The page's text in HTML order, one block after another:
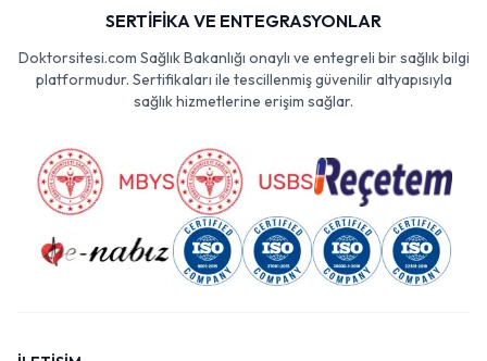
SERTİFİKA VE ENTEGRASYONLAR
Doktorsitesi.com Sağlık Bakanlığı onaylı ve entegreli bir sağlık bilgi
platformudur. Sertifikaları ile tescillenmiş güvenilir altyapısıyla
sağlık hizmetlerine erişim sağlar.